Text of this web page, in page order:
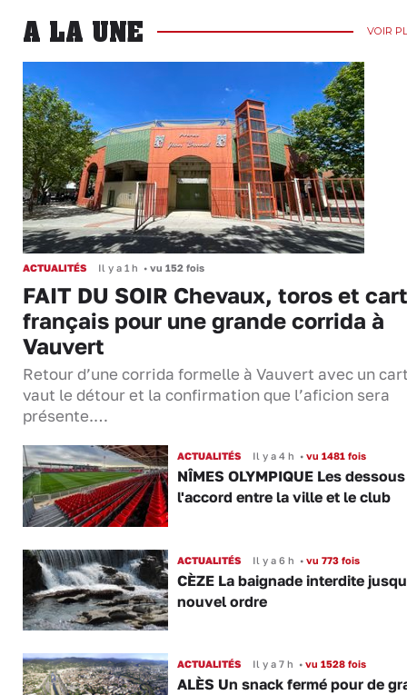
A LA UNE VOIR
ACTUALITÉS Il y a 1 h • vu 152 fois
FAIT DU SOIR Chevaux, toros et
français pour une grande corrida à
Vauvert
Retour d’une corrida formelle à Vauvert avec un
vaut le détour et la confirmation que l’aficion sera
présente.…
ACTUALITÉS Il y a 4 h •vu 1481 fois
NÎMES OLYMPIQUE Les
l'accord entre la ville et le club
ACTUALITÉS Il y a 6 h •vu 773 fois
CÈZE La baignade interdite
nouvel ordre
ACTUALITÉS Il y a 7 h •vu 1528 fois
ALÈS Un snack fermé pour de